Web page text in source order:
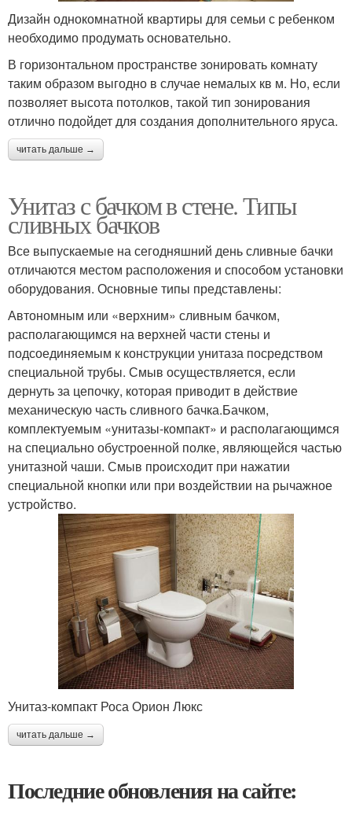
Дизайн однокомнатной квартиры для семьи с ребенком
необходимо продумать основательно.
В горизонтальном пространстве зонировать комнату
таким образом выгодно в случае немалых кв м. Но, если
позволяет высота потолков, такой тип зонирования
отлично подойдет для создания дополнительного яруса.
читать дальше →
Унитаз с бачком в стене. Типы
сливных бачков
Все выпускаемые на сегодняшний день сливные бачки
отличаются местом расположения и способом установки
оборудования. Основные типы представлены:
Автономным или «верхним» сливным бачком,
располагающимся на верхней части стены и
подсоединяемым к конструкции унитаза посредством
специальной трубы. Смыв осуществляется, если
дернуть за цепочку, которая приводит в действие
механическую часть сливного бачка.Бачком,
комплектуемым «унитазы-компакт» и располагающимся
на специально обустроенной полке, являющейся частью
унитазной чаши. Смыв происходит при нажатии
специальной кнопки или при воздействии на рычажное
устройство.
Унитаз-компакт Роса Орион Люкс
читать дальше →
Последние обновления на сайте: